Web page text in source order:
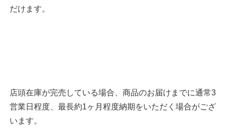
だけます。
店頭在庫が完売している場合、商品のお届けまでに通常3
営業日程度、最長約1ヶ月程度納期をいただく場合がござ
います。